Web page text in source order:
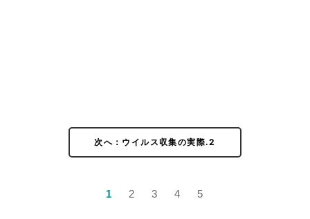
次へ：ウイルス収集の実際.2
1 2 3 4 5